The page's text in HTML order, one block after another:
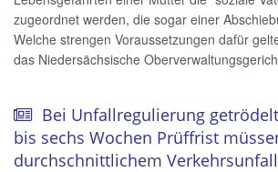
zugeordnet werden, die sogar einer
Welche strengen Voraussetzungen dafür
das Niedersächsische
Bei Unfallregulierung
bis sechs Wochen Prüffrist
durchschnittlichem